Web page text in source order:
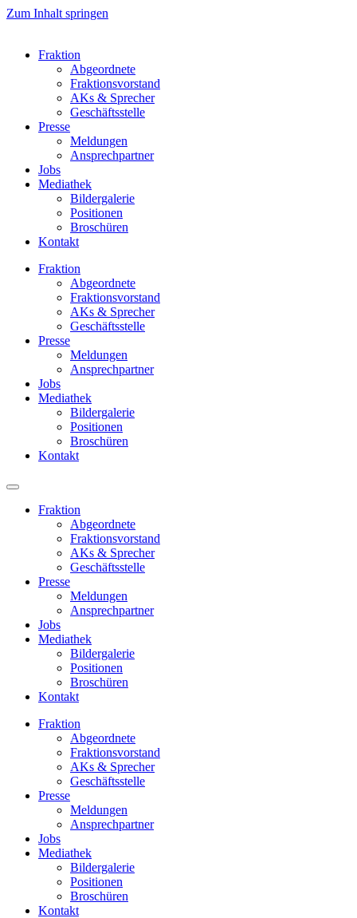
Zum Inhalt springen
Fraktion
Abgeordnete
Fraktions­vorstand
AKs & Sprecher
Geschäftsstelle
Presse
Meldungen
Ansprechpartner
Jobs
Mediathek
Bildergalerie
Positionen
Broschüren
Kontakt
Fraktion
Abgeordnete
Fraktions­vorstand
AKs & Sprecher
Geschäftsstelle
Presse
Meldungen
Ansprechpartner
Jobs
Mediathek
Bildergalerie
Positionen
Broschüren
Kontakt
Fraktion
Abgeordnete
Fraktions­vorstand
AKs & Sprecher
Geschäftsstelle
Presse
Meldungen
Ansprechpartner
Jobs
Mediathek
Bildergalerie
Positionen
Broschüren
Kontakt
Fraktion
Abgeordnete
Fraktions­vorstand
AKs & Sprecher
Geschäftsstelle
Presse
Meldungen
Ansprechpartner
Jobs
Mediathek
Bildergalerie
Positionen
Broschüren
Kontakt